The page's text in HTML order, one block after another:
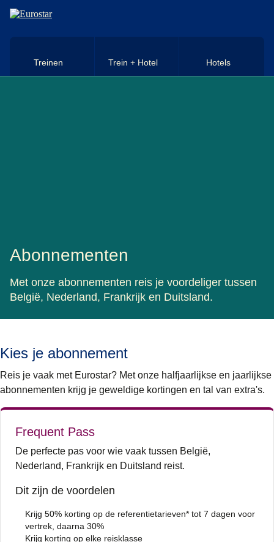
Naar hoofdinhoud
Treinen Trein + Hotel Hotels
Abonnementen
Met onze abonnementen reis je voordeliger tussen
België, Nederland, Frankrijk en Duitsland.
Kies je abonnement
Reis je vaak met Eurostar? Met onze halfjaarlijkse en jaarlijkse
abonnementen krijg je geweldige kortingen en tal van extra's.
Frequent Pass
De perfecte pas voor wie vaak tussen België,
Nederland, Frankrijk en Duitsland reist.
Dit zijn de voordelen
Krijg 50% korting op de referentietarieven* tot 7 dagen voor
vertrek, daarna 30%
Krijg korting op elke reisklasse